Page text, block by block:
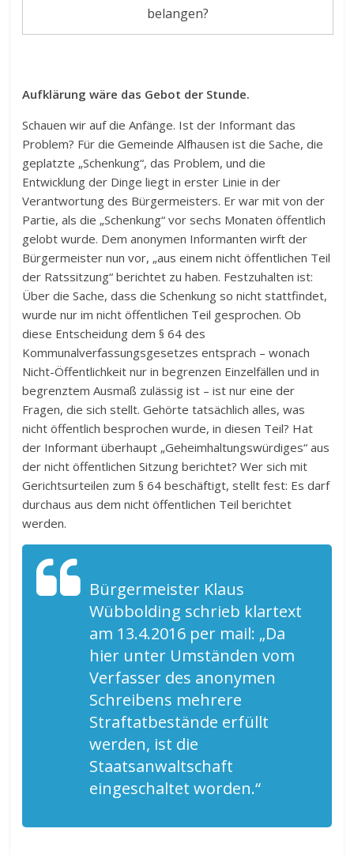
belangen?
Aufklärung wäre das Gebot der Stunde.
Schauen wir auf die Anfänge. Ist der Informant das
Problem? Für die Gemeinde Alfhausen ist die Sache, die
geplatzte „Schenkung“, das Problem, und die
Entwicklung der Dinge liegt in erster Linie in der
Verantwortung des Bürgermeisters. Er war mit von der
Partie, als die „Schenkung“ vor sechs Monaten öffentlich
gelobt wurde. Dem anonymen Informanten wirft der
Bürgermeister nun vor, „aus einem nicht öffentlichen Teil
der Ratssitzung“ berichtet zu haben. Festzuhalten ist:
Über die Sache, dass die Schenkung so nicht stattfindet,
wurde nur im nicht öffentlichen Teil gesprochen. Ob
diese Entscheidung dem § 64 des
Kommunalverfassungsgesetzes entsprach – wonach
Nicht-Öffentlichkeit nur in begrenzen Einzelfällen und in
begrenztem Ausmaß zulässig ist – ist nur eine der
Fragen, die sich stellt. Gehörte tatsächlich alles, was
nicht öffentlich besprochen wurde, in diesen Teil? Hat
der Informant überhaupt „Geheimhaltungswürdiges“ aus
der nicht öffentlichen Sitzung berichtet? Wer sich mit
Gerichtsurteilen zum § 64 beschäftigt, stellt fest: Es darf
durchaus aus dem nicht öffentlichen Teil berichtet
werden.
Bürgermeister Klaus
Wübbolding schrieb klartext
am 13.4.2016 per mail: „Da
hier unter Umständen vom
Verfasser des anonymen
Schreibens mehrere
Straftatbestände erfüllt
werden, ist die
Staatsanwaltschaft
eingeschaltet worden.“